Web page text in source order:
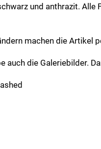
und anthrazit. Alle
machen die Artikel
auch die Galeriebilder.